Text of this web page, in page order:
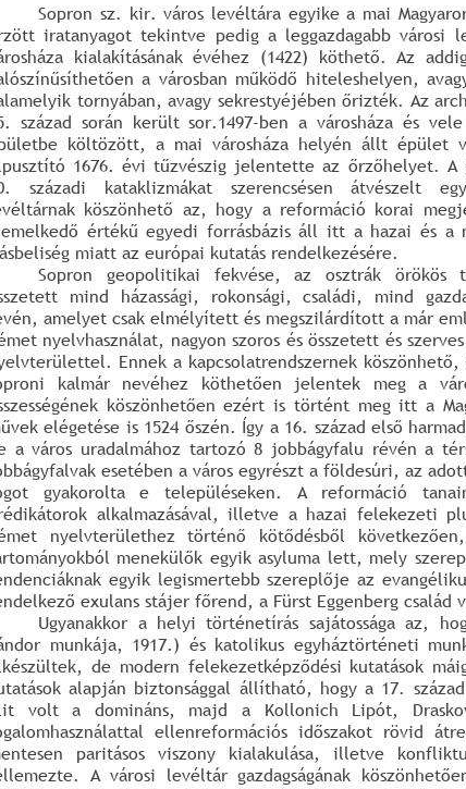
Sopron sz. kir. város levéltára egyike a mai
iratanyagot tekintve pedig a leggazdagabb városi
kialakításának évéhez (1422) köthető. Az
a városban működő hiteleshelyen,
tornyában, avagy sekrestyéjében őrizték. Az
század során került sor.1497-ben a városháza és
költözött, a mai városháza helyén állt épület
1676. évi tűzvészig jelentette az őrzőhelyet.
századi kataklizmákat szerencsésen átvészelt
köszönhető az, hogy a reformáció korai
értékű egyedi forrásbázis áll itt a hazai és a
miatt az európai kutatás rendelkezésére.
Sopron geopolitikai fekvése, az osztrák örökös
mind házassági, rokonsági, családi, mind
amelyet csak elmélyített és megszilárdított a már
nyelvhasználat, nagyon szoros és összetett és
Ennek a kapcsolatrendszernek
kalmár nevéhez köthetően jelentek meg a
köszönhetően ezért is történt meg itt a
elégetése is 1524 őszén. Így a 16. század első
a város uradalmához tartozó 8 jobbágyfalu révén a
esetében a város egyrészt a földesúri, az
gyakorolta e településeken. A reformáció
alkalmazásával, illetve a hazai felekezeti
nyelvterülethez történő kötődésből
menekülők egyik asyluma lett, mely
egyik legismertebb szereplője az
exulans stájer főrend, a Fürst Eggenberg család
Ugyanakkor a helyi történetírás sajátossága az,
munkája, 1917.) és katolikus egyháztörténeti
de modern felekezetképződési kutatások
alapján biztonsággal állítható, hogy a 17.
volt a domináns, majd a Kollonich Lipót,
ellenreformációs időszakot rövid
paritásos viszony kialakulása, illetve
A városi levéltár gazdagságának